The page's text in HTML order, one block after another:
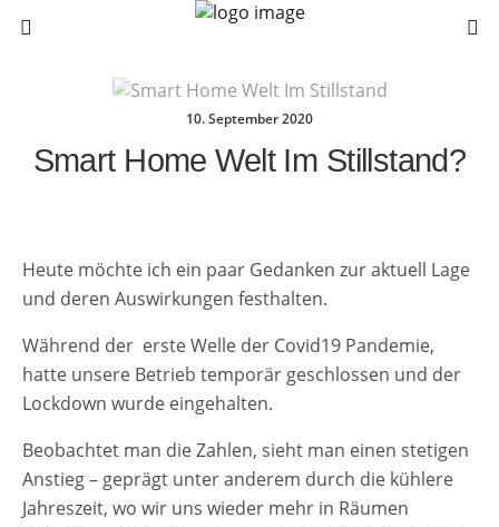
10. September 2020
Smart Home Welt Im Stillstand?
Heute möchte ich ein paar Gedanken zur aktuell Lage
und deren Auswirkungen festhalten.
Während der erste Welle der Covid19 Pandemie,
hatte unsere Betrieb temporär geschlossen und der
Lockdown wurde eingehalten.
Beobachtet man die Zahlen, sieht man einen stetigen
Anstieg – geprägt unter anderem durch die kühlere
Jahreszeit, wo wir uns wieder mehr in Räumen